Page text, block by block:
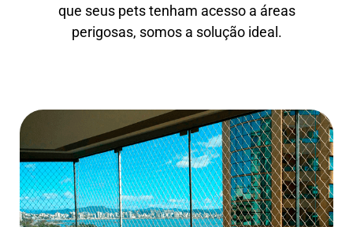
que seus pets tenham acesso a áreas
perigosas, somos a solução ideal.